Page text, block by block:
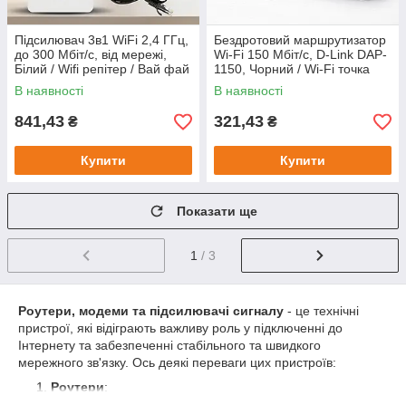
Підсилювач 3в1 WiFi 2,4 ГГц,
до 300 Мбіт/с, від мережі,
Білий / Wifi репітер / Вай фай
ретранслятор для дому /
Маршрутизатор
В наявності
841,43 ₴
Купити
Бездротовий маршрутизатор
Wi-Fi 150 Мбіт/с, D-Link DAP-
1150, Чорний / Wi-Fi точка
доступу / Вайфай роутер
В наявності
321,43 ₴
Купити
Показати ще
1 / 3
Роутери, модеми та підсилювачі сигналу - це технічні
пристрої, які відіграють важливу роль у підключенні до
Інтернету та забезпеченні стабільного та швидкого
мережного зв'язку. Ось деякі переваги цих пристроїв:
Роутери: